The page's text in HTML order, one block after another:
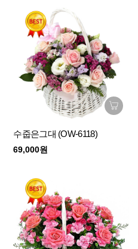
수줍은그대 (OW-6118)
69,000원